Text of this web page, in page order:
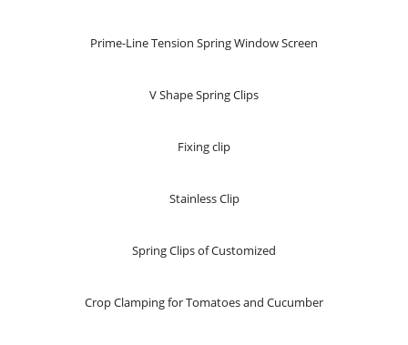
Prime-Line Tension Spring Window Screen
V Shape Spring Clips
Fixing clip
Stainless Clip
Spring Clips of Customized
Crop Clamping for Tomatoes and Cucumber